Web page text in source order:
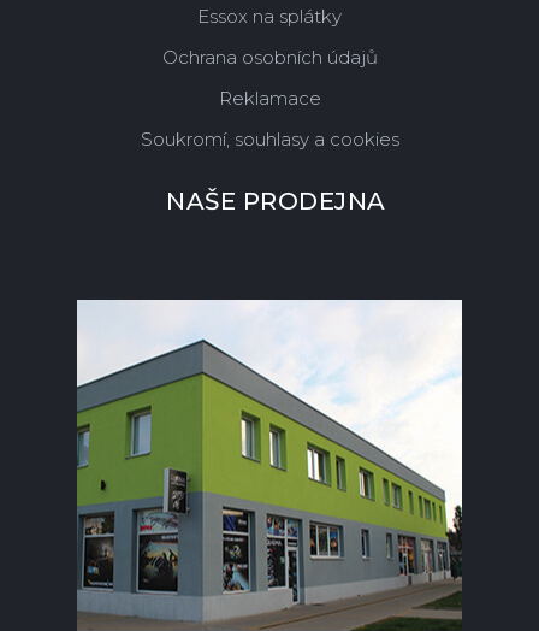
Essox na splátky
Ochrana osobních údajů
Reklamace
Soukromí, souhlasy a cookies
NAŠE PRODEJNA